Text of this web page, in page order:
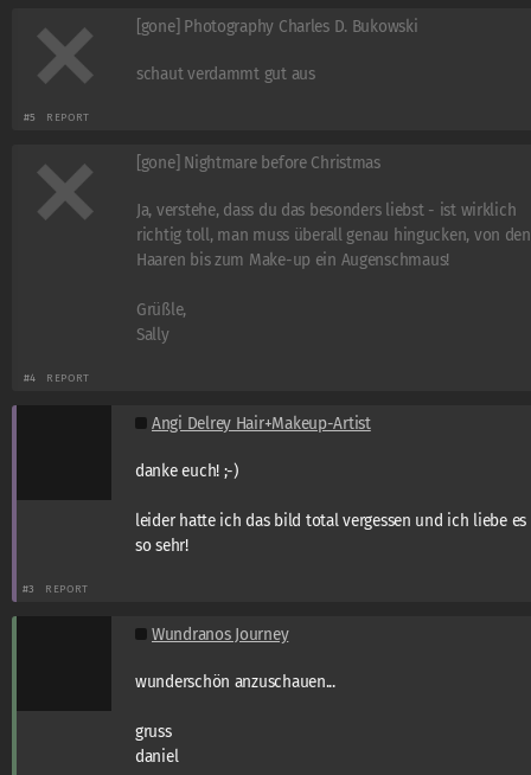
[gone] Photography Charles D. Bukowski
schaut verdammt gut aus
#5 REPORT
[gone] Nightmare before Christmas
Ja, verstehe, dass du das besonders liebst - ist wirklich
richtig toll, man muss überall genau hingucken, von den
Haaren bis zum Make-up ein Augenschmaus!
Grüßle,
Sally
#4 REPORT
Angi Delrey Hair+Makeup-Artist
danke euch! ;-)
leider hatte ich das bild total vergessen und ich liebe es
so sehr!
#3 REPORT
Wundranos Journey
wunderschön anzuschauen...
gruss
daniel